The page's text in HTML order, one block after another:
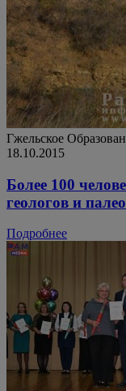
Гжельское
18.10.2015
Более 100
геологов и
Подробнее